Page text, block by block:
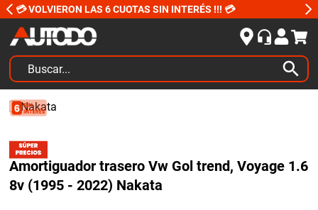
💳 VOLVIERON LAS 6 CUOTAS SIN INTERÉS !!! 💳
Buscar...
Amortiguador trasero Vw Gol trend, Voyage 1.6
8v (1995 - 2022) Nakata
TÉRMINOS MÁS BUSCADOS
2.
amortiguadores
3.
honda civic